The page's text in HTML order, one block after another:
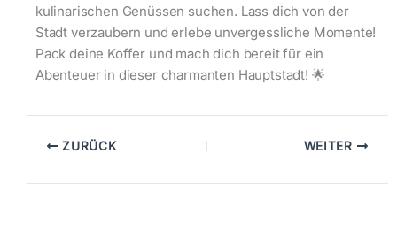
kulinarischen Genüssen suchen. Lass dich von der
Stadt verzaubern und erlebe unvergessliche Momente!
Pack deine Koffer und mach dich bereit für ein
Abenteuer in dieser charmanten Hauptstadt! 🌟
ZURÜCK WEITER